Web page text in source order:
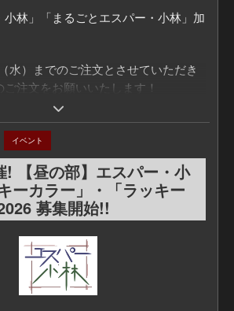
小林」「まるごとエスパー・小林」加
水）までのご注文とさせていただき
注文をお願いいたします！
ちら
林 優待商品ページ」
contents/?id=595&mode=pd
ー・小林 優待商品ページ」
contents/?id=39106&mode=pd
イベント
! 【昼の部】エスパー・小
ーカラー」・「ラッキー
募集開始!!